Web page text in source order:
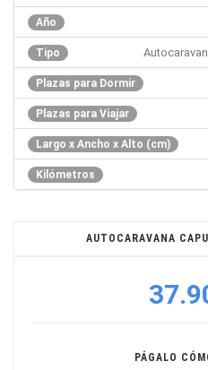
Año
Tipo
Plazas para Dormir
Plazas para Viajar
Largo x Ancho x Alto (cm)
Kilómetros
AUTOCARAVANA
PÁGALO